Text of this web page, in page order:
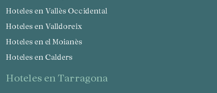
Hoteles en Vallès Occidental
Hoteles en Valldoreix
Hoteles en el Moianès
Hoteles en Calders
hoteles en Tarragona